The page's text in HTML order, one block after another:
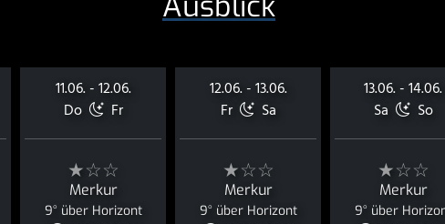
11.06. - 12.06.
Do
Fr
★☆☆
Merkur
9° über Horizont
12.06. - 13.06.
Fr
Sa
★☆☆
Merkur
9° über Horizont
13.06. - 14.06.
Sa
So
★☆☆
Merkur
9° über